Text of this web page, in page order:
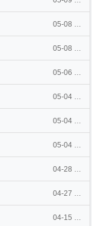
05-08 10:40
05-08 10:39
05-06 07:42
05-04 09:34
05-04 09:32
05-04 09:30
04-28 11:12
04-27 10:58
04-15 12:30